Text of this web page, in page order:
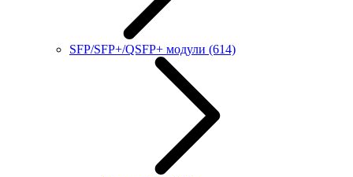
SFP/SFP+/QSFP+ модули (614)